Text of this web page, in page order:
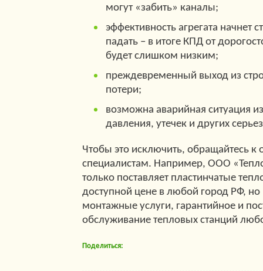
могут «забить» каналы;
эффективность агрегата начнет
падать – в итоге КПД от
будет слишком низким;
преждевременный выход из
потери;
возможна аварийная ситуация
давления, утечек и других
Чтобы это исключить, обращайтесь
специалистам. Например, ООО
только поставляет пластинчатые
доступной цене в любой город РФ, но
монтажные услуги, гарантийное и
обслуживание тепловых станций
Поделиться: